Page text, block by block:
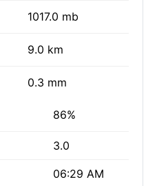
1017.0 mb
9.0 km
0.3 mm
86%
3.0
06:29 AM